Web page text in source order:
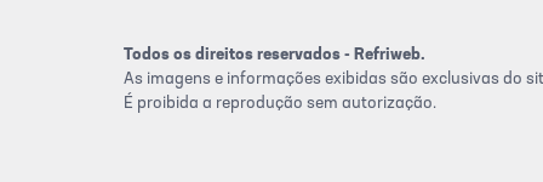
Todos os direitos reservados - Refriweb.
As imagens e informações exibidas são exclusivas do
É proibida a reprodução sem autorização.